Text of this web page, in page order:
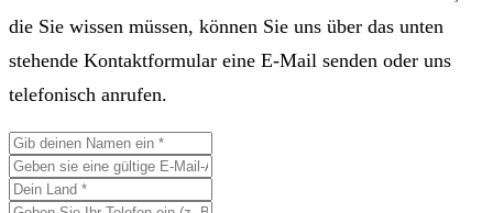
die Sie wissen müssen, können Sie uns über das unten
stehende Kontaktformular eine E-Mail senden oder uns
telefonisch anrufen.